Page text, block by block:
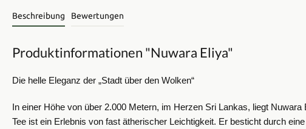
Beschreibung Bewertungen
Produktinformationen "Nuwara Eliya"
Die helle Eleganz der „Stadt über den Wolken“
In einer Höhe von über 2.000 Metern, im Herzen Sri Lankas, liegt
Tee ist ein Erlebnis von fast ätherischer Leichtigkeit. Er besticht durch